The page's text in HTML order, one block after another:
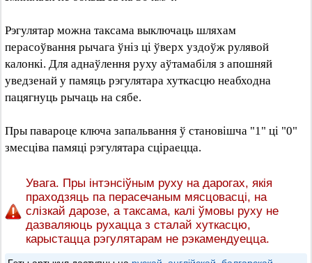
Рэгулятар можна таксама выключаць шляхам
перасоўвання рычага ўніз ці ўверх уздоўж рулявой
калонкі. Для аднаўлення руху аўтамабіля з апошняй
уведзенай у памяць рэгулятара хуткасцю неабходна
пацягнуць рычаць на сябе.
Пры павароце ключа запальвання ў становішча "1" ці "0"
змесціва памяці рэгулятара сціраецца.
Увага. Пры інтэнсіўным руху на дарогах, якія
праходзяць па перасечаным мясцовасці, на
слізкай дарозе, а таксама, калі ўмовы руху не
дазваляюць рухацца з сталай хуткасцю,
карыстацца рэгулятарам не рэкамендуецца.